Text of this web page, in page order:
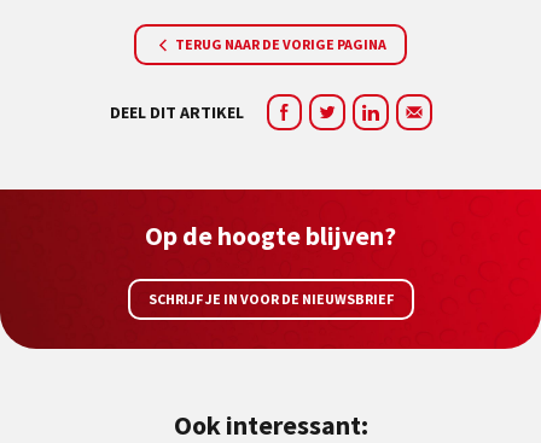
TERUG NAAR DE VORIGE PAGINA
DEEL DIT ARTIKEL
Op de hoogte blijven?
SCHRIJF JE IN VOOR DE NIEUWSBRIEF
Ook interessant: